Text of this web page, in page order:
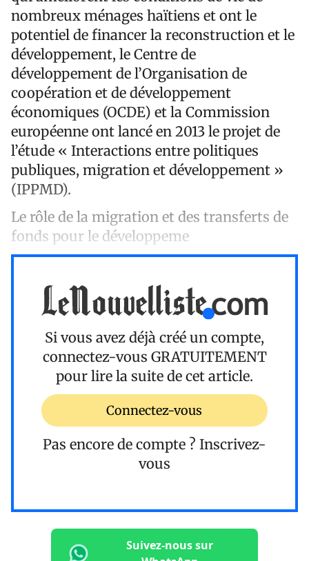
nombreux ménages haïtiens et ont le
potentiel de financer la reconstruction et le
développement, le Centre de
développement de l’Organisation de
coopération et de développement
économiques (OCDE) et la Commission
européenne ont lancé en 2013 le projet de
l’étude « Interactions entre politiques
publiques, migration et développement »
(IPPMD).
Le rôle de la migration et des transferts de
fonds pour le développeme
Si vous avez déjà créé un compte,
connectez-vous GRATUITEMENT
pour lire la suite de cet article.
Connectez-vous
Pas encore de compte ? Inscrivez-
vous
Suivez-nous sur